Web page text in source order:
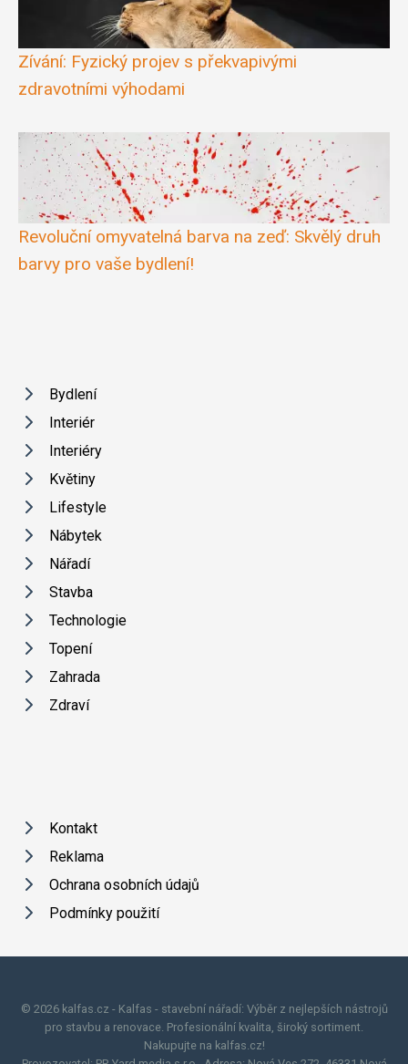
Zívání: Fyzický projev s překvapivými
zdravotními výhodami
Revoluční omyvatelná barva na zeď: Skvělý druh
barvy pro vaše bydlení!
Bydlení
Interiér
Interiéry
Květiny
Lifestyle
Nábytek
Nářadí
Stavba
Technologie
Topení
Zahrada
Zdraví
Kontakt
Reklama
Ochrana osobních údajů
Podmínky použití
© 2026 kalfas.cz - Kalfas - stavební nářadí: Výběr z nejlepších nástrojů
pro stavbu a renovace. Profesionální kvalita, široký sortiment.
Nakupujte na kalfas.cz!